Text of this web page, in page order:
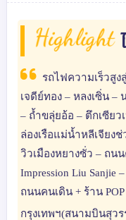
Highlight
รถไฟความเร็วสูง
เจดีย์ทอง – หลงเซิ่น –
– ถ้ำขลุ่ยอ้อ – ตึกเซียว
ล่องเรือแม่น้ำหลีเจียง
วิวเมืองหยางซั่ว – ถน
Impression Liu Sanjie
ถนนคนเดิน + ร้าน
กรุงเทพฯ(สนามบินสุว